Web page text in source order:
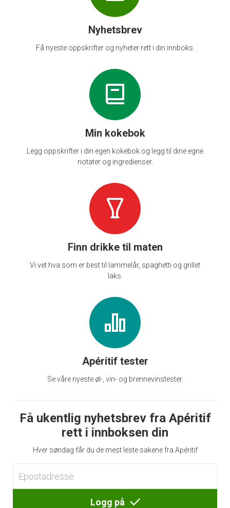
Nyhetsbrev
Få nyeste oppskrifter og nyheter rett i din innboks.
Min kokebok
Legg oppskrifter i din egen kokebok og legg til dine egne
notater og ingredienser.
Finn drikke til maten
Vi vet hva som er best til lammelår, spaghetti og grillet
laks.
Apéritif tester
Se våre nyeste øl-, vin- og brennevinstester.
Få ukentlig nyhetsbrev fra Apéritif
rett i innboksen din
Hver søndag får du de mest leste sakene fra Apéritif
Logg på